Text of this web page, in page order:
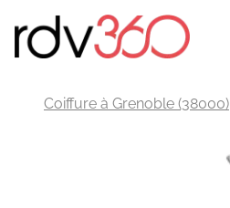
Coiffure à Grenoble (38000)